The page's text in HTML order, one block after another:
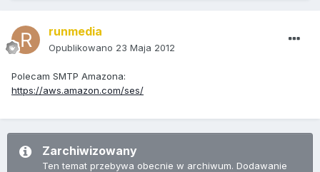
runmedia
Opublikowano 23 Maja 2012
Polecam SMTP Amazona:
https://aws.amazon.com/ses/
Zarchiwizowany
Ten temat przebywa obecnie w archiwum. Dodawanie